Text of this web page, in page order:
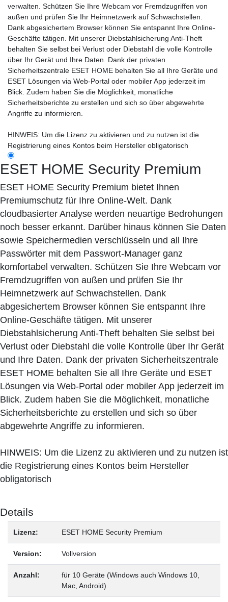
verwalten. Schützen Sie Ihre Webcam vor Fremdzugriffen von
außen und prüfen Sie Ihr Heimnetzwerk auf Schwachstellen.
Dank abgesichertem Browser können Sie entspannt Ihre Online-
Geschäfte tätigen. Mit unserer Diebstahlsicherung Anti-Theft
behalten Sie selbst bei Verlust oder Diebstahl die volle Kontrolle
über Ihr Gerät und Ihre Daten. Dank der privaten
Sicherheitszentrale ESET HOME behalten Sie all Ihre Geräte und
ESET Lösungen via Web-Portal oder mobiler App jederzeit im
Blick. Zudem haben Sie die Möglichkeit, monatliche
Sicherheitsberichte zu erstellen und sich so über abgewehrte
Angriffe zu informieren.
HINWEIS: Um die Lizenz zu aktivieren und zu nutzen ist die
Registrierung eines Kontos beim Hersteller obligatorisch
ESET HOME Security Premium
ESET HOME Security Premium bietet Ihnen
Premiumschutz für Ihre Online-Welt. Dank
cloudbasierter Analyse werden neuartige Bedrohungen
noch besser erkannt. Darüber hinaus können Sie Daten
sowie Speichermedien verschlüsseln und all Ihre
Passwörter mit dem Passwort-Manager ganz
komfortabel verwalten. Schützen Sie Ihre Webcam vor
Fremdzugriffen von außen und prüfen Sie Ihr
Heimnetzwerk auf Schwachstellen. Dank
abgesichertem Browser können Sie entspannt Ihre
Online-Geschäfte tätigen. Mit unserer
Diebstahlsicherung Anti-Theft behalten Sie selbst bei
Verlust oder Diebstahl die volle Kontrolle über Ihr Gerät
und Ihre Daten. Dank der privaten Sicherheitszentrale
ESET HOME behalten Sie all Ihre Geräte und ESET
Lösungen via Web-Portal oder mobiler App jederzeit im
Blick. Zudem haben Sie die Möglichkeit, monatliche
Sicherheitsberichte zu erstellen und sich so über
abgewehrte Angriffe zu informieren.
HINWEIS: Um die Lizenz zu aktivieren und zu nutzen ist
die Registrierung eines Kontos beim Hersteller
obligatorisch
Details
Lizenz: ESET HOME Security Premium
Version: Vollversion
Anzahl:
für 10 Geräte (Windows auch Windows 10,
Mac, Android)